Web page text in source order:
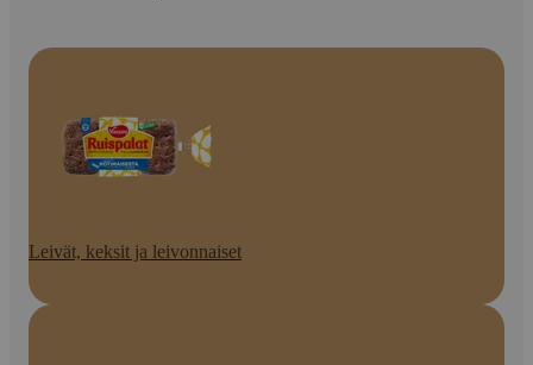
Leivät, keksit ja leivonnaiset